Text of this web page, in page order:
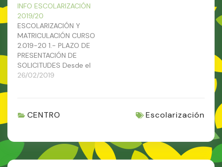
.
INFO ESCOLARIZACIÓN
2019/20
ESCOLARIZACIÓN Y
MATRICULACIÓN CURSO
2.019-20 1.- PLAZO DE
PRESENTACIÓN DE
SOLICITUDES Desde el
día 1 de marzo* al 1 de
Registros Generales y
en la propia secretaría
(ANEXO III) o se sacarán
26/02/2019
CENTRO Escolarización